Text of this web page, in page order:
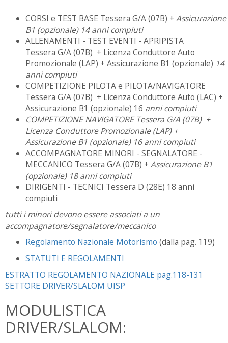
CORSI e TEST BASE Tessera G/A (07B) + Assicurazione
B1 (opzionale) 14 anni compiuti
ALLENAMENTI - TEST EVENTI - APRIPISTA
Tessera G/A (07B) + Licenza Conduttore Auto
Promozionale (LAP) + Assicurazione B1 (opzionale) 14
anni compiuti
COMPETIZIONE PILOTA e PILOTA/NAVIGATORE
Tessera G/A (07B) + Licenza Conduttore Auto (LAC) +
Assicurazione B1 (opzionale) 16 anni compiuti
COMPETIZIONE NAVIGATORE Tessera G/A (07B) +
Licenza Conduttore Promozionale (LAP) +
Assicurazione B1 (opzionale) 16 anni compiuti
ACCOMPAGNATORE MINORI - SEGNALATORE -
MECCANICO Tessera G/A (07B) + Assicurazione B1
(opzionale) 18 anni compiuti
DIRIGENTI - TECNICI Tessera D (28E) 18 anni
compiuti
tutti i minori devono essere associati a un
accompagnatore/segnalatore/meccanico
Regolamento Nazionale Motorismo (dalla pag. 119)
STATUTI E REGOLAMENTI
ESTRATTO REGOLAMENTO NAZIONALE pag.118-131
SETTORE DRIVER/SLALOM UISP
MODULISTICA
DRIVER/SLALOM: